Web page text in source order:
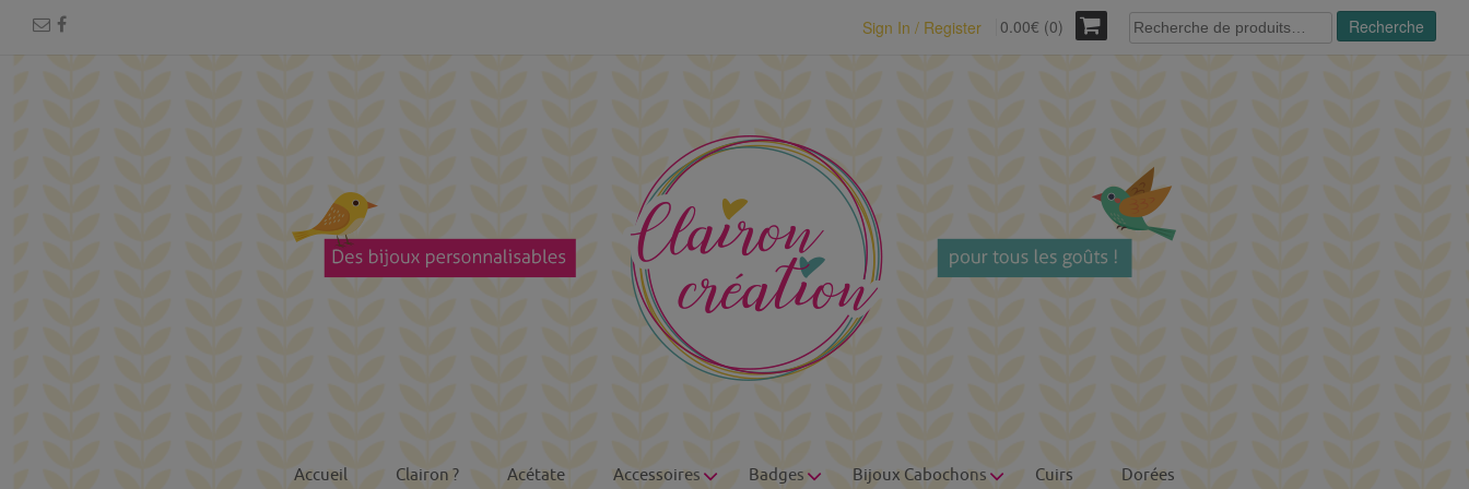
Sign In / Register 0.00€ (0)
Recherche
pour :
Recherche
Accueil Clairon ? Acétate Accessoires Badges Bijoux Cabochons Cuirs Dorées